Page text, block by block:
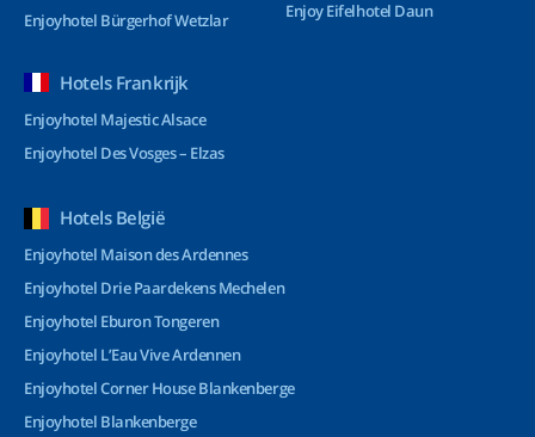
Enjoyhotel Bürgerhof Wetzlar
Enjoy Eifelhotel Daun
Hotels Frankrijk
Enjoyhotel Majestic Alsace
Enjoyhotel Des Vosges – Elzas
Hotels België
Enjoyhotel Maison des Ardennes
Enjoyhotel Drie Paardekens Mechelen
Enjoyhotel Eburon Tongeren
Enjoyhotel L’Eau Vive Ardennen
Enjoyhotel Corner House Blankenberge
Enjoyhotel Blankenberge